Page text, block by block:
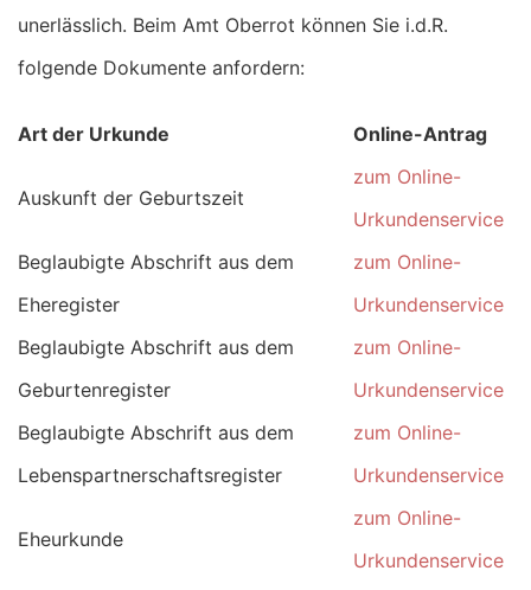
unerlässlich. Beim Amt Oberrot können Sie i.d.R.
folgende Dokumente anfordern:
Art der Urkunde Online-Antrag
Auskunft der Geburtszeit
zum Online-
Urkundenservice
Beglaubigte Abschrift aus dem
Eheregister
zum Online-
Urkundenservice
Beglaubigte Abschrift aus dem
Geburtenregister
zum Online-
Urkundenservice
Beglaubigte Abschrift aus dem
Lebenspartnerschaftsregister
zum Online-
Urkundenservice
Eheurkunde
zum Online-
Urkundenservice